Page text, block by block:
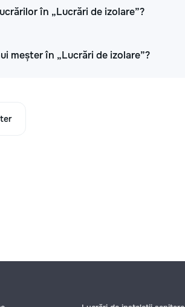
în „Lucrări de izolare”?
meșter în „Lucrări de izolare”?